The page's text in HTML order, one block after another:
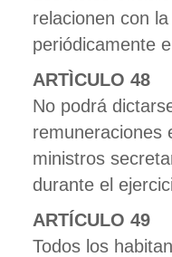
relacionen con
periódicamente
ARTÌCULO 48
No podrá
remuneraciones
ministros
durante el
ARTÍCULO 49
Todos los